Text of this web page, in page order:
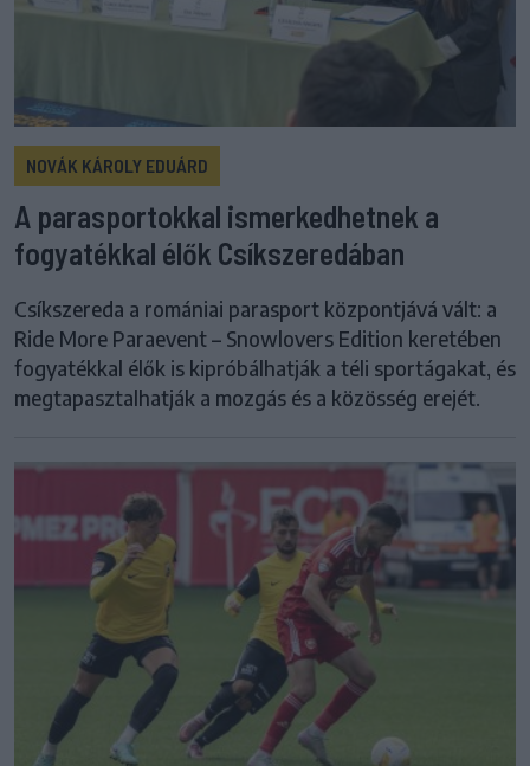
NOVÁK KÁROLY EDUÁRD
A parasportokkal ismerkedhetnek a
fogyatékkal élők Csíkszeredában
Csíkszereda a romániai parasport központjává vált: a
Ride More Paraevent – Snowlovers Edition keretében
fogyatékkal élők is kipróbálhatják a téli sportágakat, és
megtapasztalhatják a mozgás és a közösség erejét.